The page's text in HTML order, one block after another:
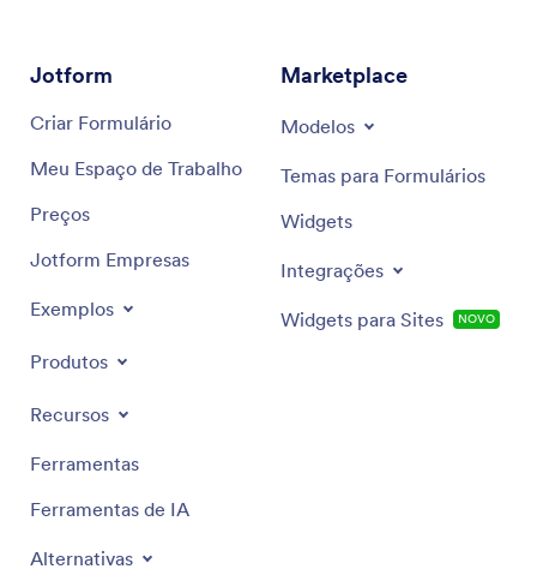
Jotform
Criar Formulário
Meu Espaço de Trabalho
Preços
Jotform Empresas
Exemplos
Produtos
Recursos
Ferramentas
Ferramentas de IA
Alternativas
Marketplace
Modelos
Temas para Formulários
Widgets
Integrações
Widgets para Sites NOVO